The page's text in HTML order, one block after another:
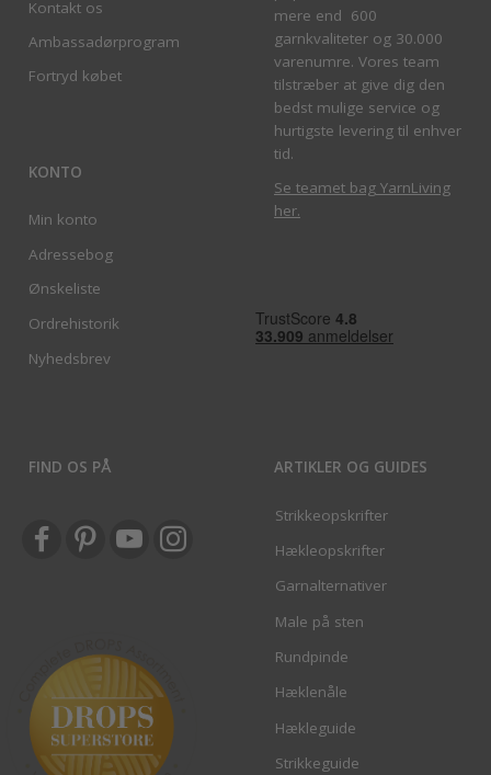
Kontakt os
Ambassadørprogram
Fortryd købet
KONTO
Min konto
Adressebog
Ønskeliste
Ordrehistorik
Nyhedsbrev
mere end 600
garnkvaliteter og 30.000
varenumre. Vores team
tilstræber at give dig den
bedst mulige service og
hurtigste levering til enhver
tid.
Se teamet bag YarnLiving
her.
FIND OS PÅ ARTIKLER OG GUIDES
Strikkeopskrifter
Hækleopskrifter
Garnalternativer
Male på sten
Rundpinde
Hæklenåle
Hækleguide
Strikkeguide